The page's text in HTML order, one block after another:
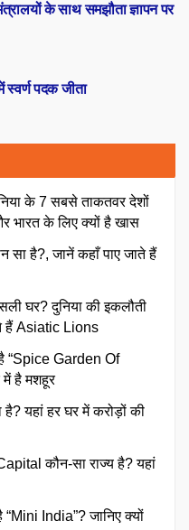
पदक जीता
के साथ समझौता ज्ञापन पर
के 7 सबसे ताकतवर देशों
भारत के लिए क्यों है खास
सा है?, जानें कहाँ पाए जाते हैं
घर? दुनिया की इकलौती
हैं Asiatic Lions
“Spice Garden Of
में है मशहूर
यहां हर घर में करोड़ों की
कौन-सा राज्य है? यहां
India”? जानिए क्यों